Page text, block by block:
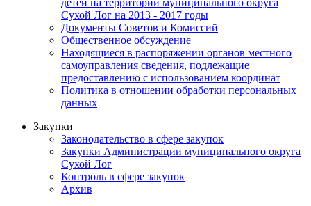
детей на территории муниципального округа
Сухой Лог на 2013 - 2017 годы
Документы Советов и Комиссий
Общественное обсуждение
Находящиеся в распоряжении органов местного
самоуправления сведения, подлежащие
предоставлению с использованием координат
Политика в отношении обработки персональных
данных
Закупки
Законодательство в сфере закупок
Закупки Администрации муниципального округа
Сухой Лог
Контроль в сфере закупок
Архив